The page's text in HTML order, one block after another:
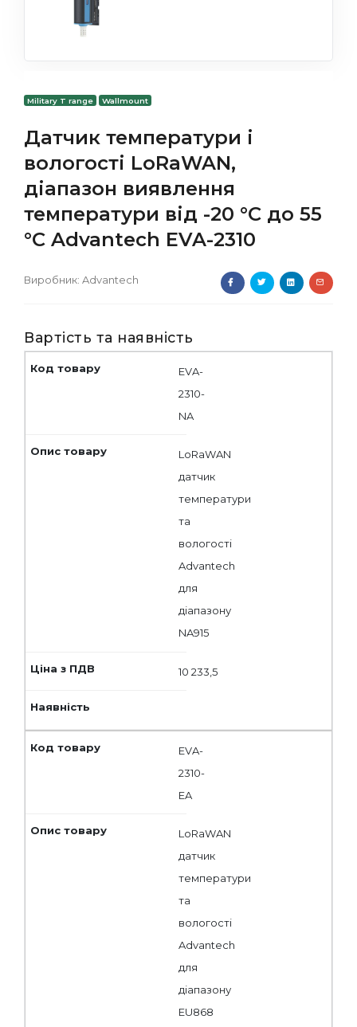
Military T range Wallmount
Датчик температури і
вологості LoRaWAN,
діапазон виявлення
температури від -20 °C до 55
°C Advantech EVA-2310
Виробник: Advantech
Вартість та наявність
EVA-
2310-
NA
LoRaWAN
датчик
температури
та
вологості
Advantech
для
діапазону
NA915
10 233,5
EVA-
2310-
EA
LoRaWAN
датчик
температури
та
вологості
Advantech
для
діапазону
EU868